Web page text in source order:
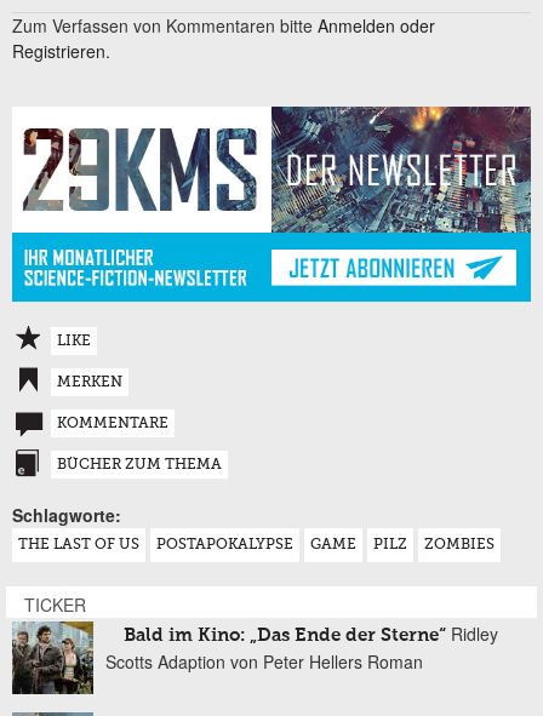
Zum Verfassen von Kommentaren bitte Anmelden oder
Registrieren.
LIKE
MERKEN
KOMMENTARE
BÜCHER ZUM THEMA
Schlagworte:
THE LAST OF US POSTAPOKALYPSE GAME PILZ ZOMBIES
TICKER
Bald im Kino: „Das Ende der Sterne“ Ridley
Scotts Adaption von Peter Hellers Roman